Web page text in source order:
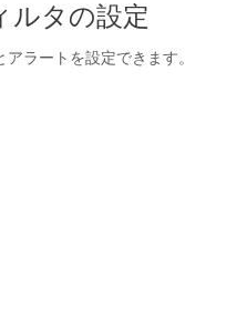
ルタの設定
ラートを設定できます。